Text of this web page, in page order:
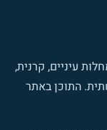
עיניים, קרנית,
התוכן באתר